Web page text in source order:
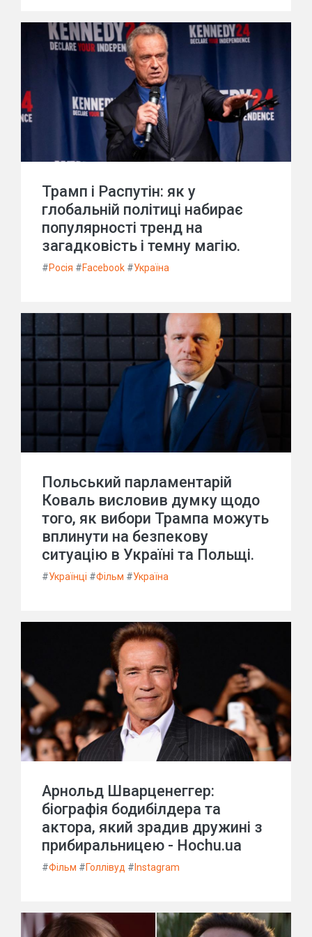
Трамп і Распутін: як у
глобальній політиці набирає
популярності тренд на
загадковість і темну магію.
#Росія #Facebook #Україна
Польський парламентарій
Коваль висловив думку щодо
того, як вибори Трампа можуть
вплинути на безпекову
ситуацію в Україні та Польщі.
#Українці #Фільм #Україна
Арнольд Шварценеггер:
біографія бодибілдера та
актора, який зрадив дружині з
прибиральницею - Hochu.ua
#Фільм #Голлівуд # Instagram